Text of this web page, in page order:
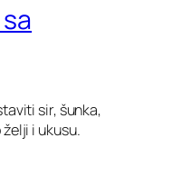
sir, šunka,
i ukusu.